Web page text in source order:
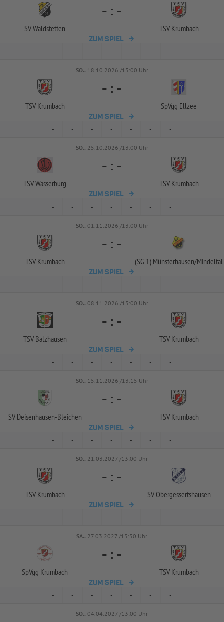
SV Waldstetten
- : -
TSV Krumbach
ZUM SPIEL
- - - - - - -
SO.. 18.10.2026 /13:00 Uhr
TSV Krumbach
- : -
SpVgg Ellzee
ZUM SPIEL
- - - - - - -
SO.. 25.10.2026 /13:00 Uhr
TSV Wasserburg
- : -
TSV Krumbach
ZUM SPIEL
- - - - - - -
SO.. 01.11.2026 /13:00 Uhr
TSV Krumbach
- : -
(SG 1) Münsterhausen/Mindeltal
ZUM SPIEL
- - - - - - -
SO.. 08.11.2026 /13:00 Uhr
TSV Balzhausen
- : -
TSV Krumbach
ZUM SPIEL
- - - - - - -
SO.. 15.11.2026 /13:15 Uhr
SV Deisenhausen-Bleichen
- : -
TSV Krumbach
ZUM SPIEL
- - - - - - -
SO.. 21.03.2027 /13:00 Uhr
TSV Krumbach
- : -
SV Obergessertshausen
ZUM SPIEL
- - - - - - -
SA.. 27.03.2027 /13:30 Uhr
SpVgg Krumbach
- : -
TSV Krumbach
ZUM SPIEL
- - - - - - -
SO.. 04.04.2027 /13:00 Uhr